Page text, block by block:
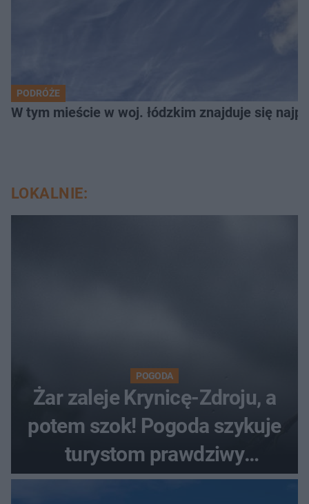
PODRÓŻE
W tym mieście w woj. łódzkim znajduje się
LOKALNIE:
POGODA
Żar zaleje Krynicę-Zdroju, a
potem szok! Pogoda szykuje
turystom prawdziwy
rollercoaster